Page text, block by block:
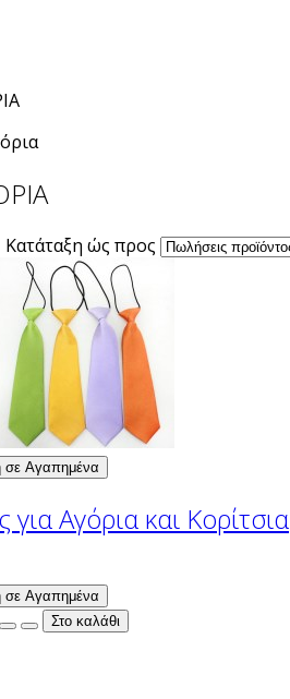
Κατάταξη ώς προς
σε Αγαπημένα
για Αγόρια και Κορίτσια
σε Αγαπημένα